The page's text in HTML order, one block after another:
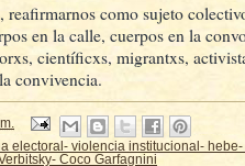
como sujeto
en la calle, cuerpos en la
científicxs, migrantxs,
convivencia.
electoral- violencia institucional-
Coco Garfagnini